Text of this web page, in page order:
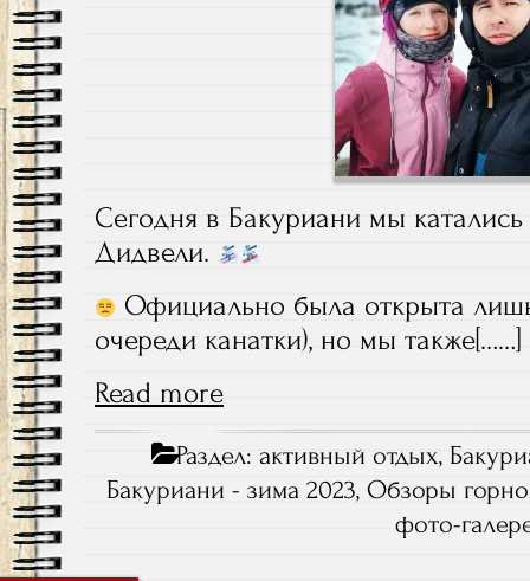
Сегодня в Бакуриани мы
Дидвели.
Официально была открыта
очереди канатки), но мы также[……]
Read more
Раздел: активный отдых,
Бакуриани - зима 2023,Обзоры
фото-